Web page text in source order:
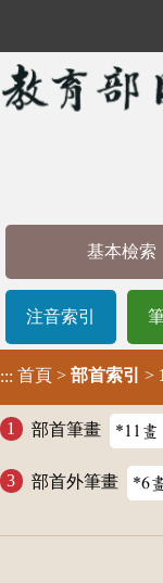
基本檢索
注音索引
::: 首頁 > 部首索引 >
部首筆畫
部首外筆畫